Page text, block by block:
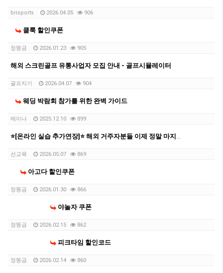
brisports 2026.04.05 906
클룩 할인쿠폰
정똥금 2026.01.23 905
해외 스크린골프 유통사업자 모집 안내 - 골프시뮬레이터
골프지기 2026.04.07 904
웨딩 박람회 참가를 위한 완벽 가이드
메이나 2025.12.10 899
선교육 2026.05.07 869
아고다 할인쿠폰
정똥금 2026.01.30 866
야놀자 쿠폰
정똥금 2026.02.15 862
피크타임 할인코드
정똥금 2026.02.14 860